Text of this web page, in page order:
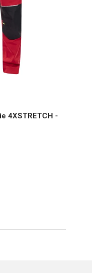
4XSTRETCH -